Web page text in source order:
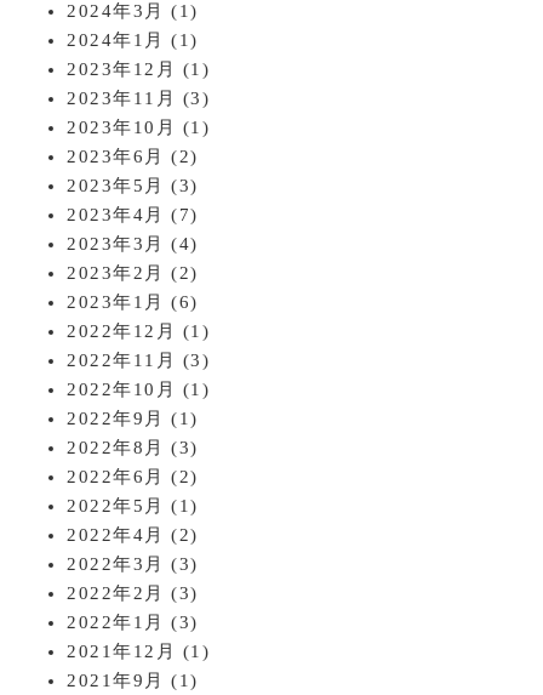
2024年3月
(1)
2024年1月
(1)
2023年12月
(1)
2023年11月
(3)
2023年10月
(1)
2023年6月
(2)
2023年5月
(3)
2023年4月
(7)
2023年3月
(4)
2023年2月
(2)
2023年1月
(6)
2022年12月
(1)
2022年11月
(3)
2022年10月
(1)
2022年9月
(1)
2022年8月
(3)
2022年6月
(2)
2022年5月
(1)
2022年4月
(2)
2022年3月
(3)
2022年2月
(3)
2022年1月
(3)
2021年12月
(1)
2021年9月
(1)